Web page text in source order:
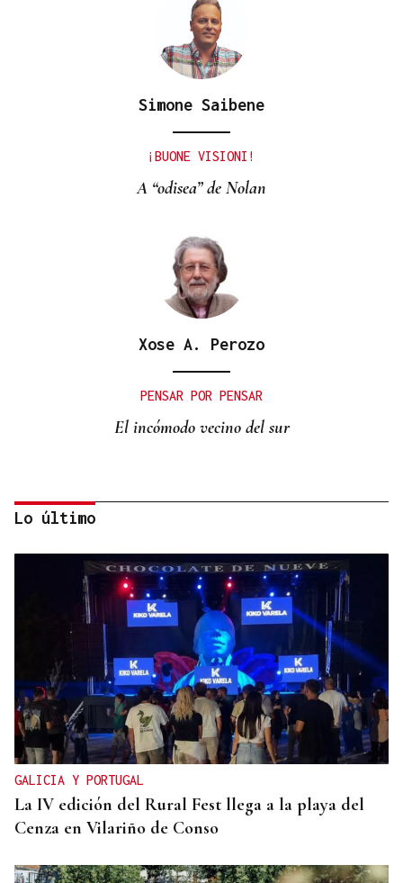
Simone Saibene
¡BUONE VISIONI!
A “odisea” de Nolan
Xose A. Perozo
PENSAR POR PENSAR
El incómodo vecino del sur
Fernando Ramos
¿Quién miente: Marlaska o Margarita Robles?
Lo último
GALICIA Y PORTUGAL
La IV edición del Rural Fest llega a la playa del
Cenza en Vilariño de Conso